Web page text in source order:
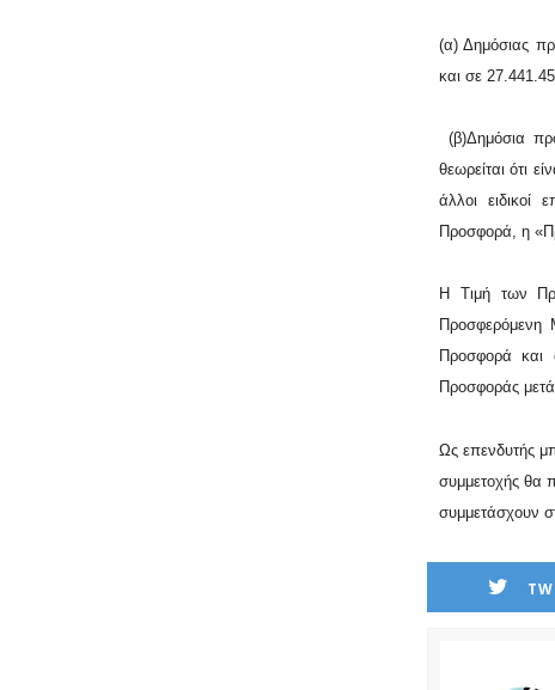
(α) Δημόσιας
και σε
(β)Δημόσια
θεωρείται ότι
άλλοι
Προσφορά, η
Η Τιμή των
Προσφερόμενη
Προσφορά και
Προσφοράς
Ως επενδυτής
συμμετοχής θα
συμμετάσχουν